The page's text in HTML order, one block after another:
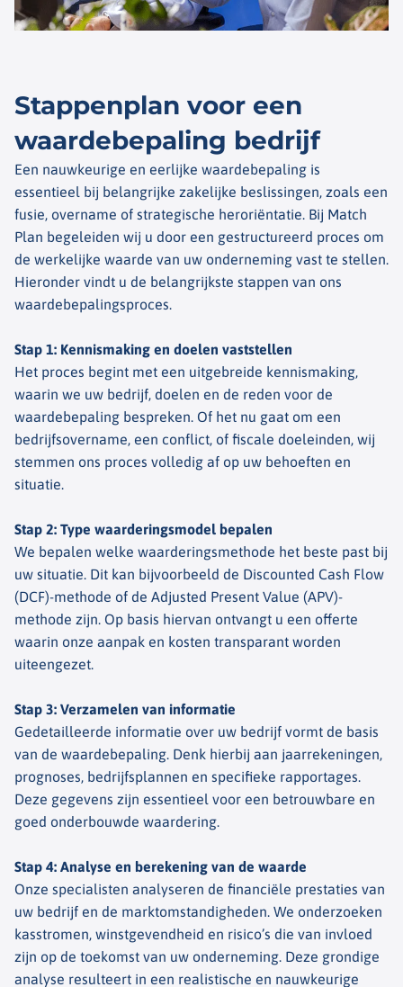
Stappenplan voor een
waardebepaling bedrijf
Een nauwkeurige en eerlijke waardebepaling is
essentieel bij belangrijke zakelijke beslissingen, zoals een
fusie, overname of strategische heroriëntatie. Bij Match
Plan begeleiden wij u door een gestructureerd proces om
de werkelijke waarde van uw onderneming vast te stellen.
Hieronder vindt u de belangrijkste stappen van ons
waardebepalingsproces.
Stap 1: Kennismaking en doelen vaststellen
Het proces begint met een uitgebreide kennismaking,
waarin we uw bedrijf, doelen en de reden voor de
waardebepaling bespreken. Of het nu gaat om een
bedrijfsovername, een conflict, of fiscale doeleinden, wij
stemmen ons proces volledig af op uw behoeften en
situatie.
Stap 2: Type waarderingsmodel bepalen
We bepalen welke waarderingsmethode het beste past bij
uw situatie. Dit kan bijvoorbeeld de Discounted Cash Flow
(DCF)-methode of de Adjusted Present Value (APV)-
methode zijn. Op basis hiervan ontvangt u een offerte
waarin onze aanpak en kosten transparant worden
uiteengezet.
Stap 3: Verzamelen van informatie
Gedetailleerde informatie over uw bedrijf vormt de basis
van de waardebepaling. Denk hierbij aan jaarrekeningen,
prognoses, bedrijfsplannen en specifieke rapportages.
Deze gegevens zijn essentieel voor een betrouwbare en
goed onderbouwde waardering.
Stap 4: Analyse en berekening van de waarde
Onze specialisten analyseren de financiële prestaties van
uw bedrijf en de marktomstandigheden. We onderzoeken
kasstromen, winstgevendheid en risico’s die van invloed
zijn op de toekomst van uw onderneming. Deze grondige
analyse resulteert in een realistische en nauwkeurige